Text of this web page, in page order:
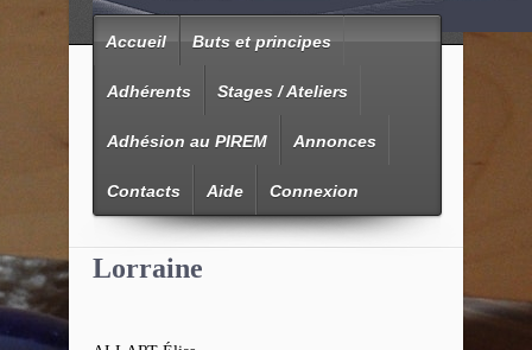
Accueil Buts et principes
Adhérents Stages / Ateliers
Adhésion au PIREM Annonces
Contacts Aide Connexion
Lorraine